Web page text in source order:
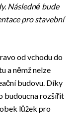
Následně bude
pro stavební
od vchodu do
a němž nelze
budovu. Díky
budoucna rozšířit
lůžek pro